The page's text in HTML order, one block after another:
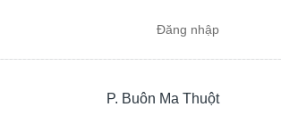
Đăng nhập
P. Buôn Ma Thuột